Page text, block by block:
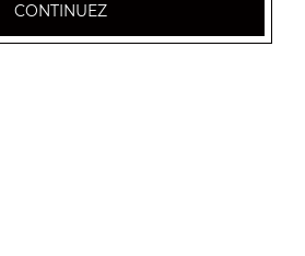
CONTINUEZ